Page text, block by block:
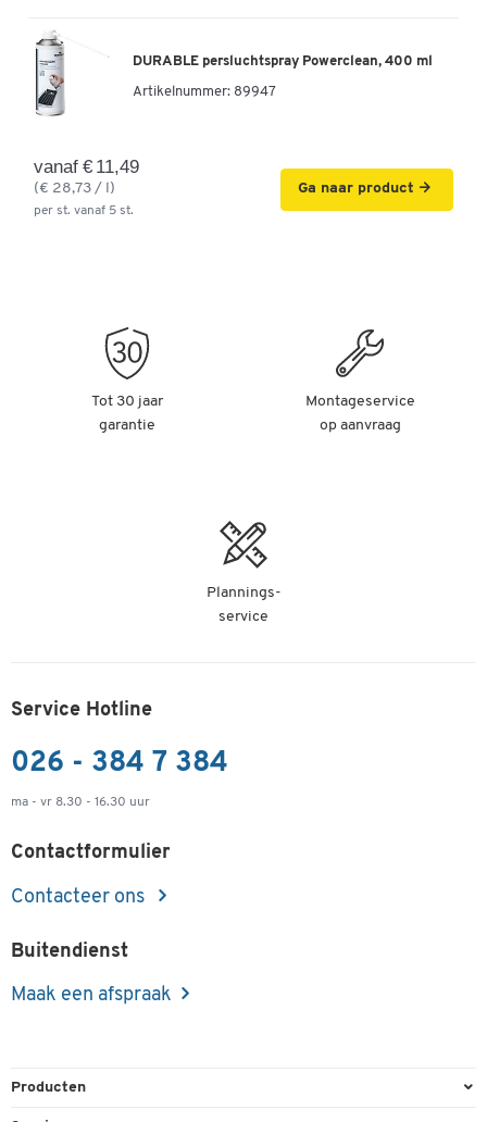
DURABLE persluchtspray Powerclean, 400 ml
Artikelnummer: 89947
vanaf € 11,49
(€ 28,73 / l)
per st. vanaf 5 st.
Ga naar product
Tot 30 jaar
garantie
Montageservice
op aanvraag
Plannings-
service
Service Hotline
026 - 384 7 384
ma - vr 8.30 - 16.30 uur
Contactformulier
Contacteer ons
Buitendienst
Maak een afspraak
Producten
Kantoorbenodigdheden